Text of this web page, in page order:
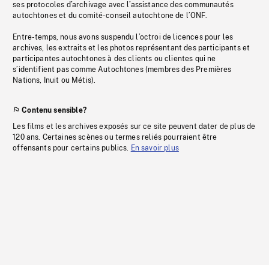
ses protocoles d’archivage avec l’assistance des communautés
autochtones et du comité-conseil autochtone de l’ONF.
Entre-temps, nous avons suspendu l’octroi de licences pour les
archives, les extraits et les photos représentant des participants et
participantes autochtones à des clients ou clientes qui ne
s’identifient pas comme Autochtones (membres des Premières
Nations, Inuit ou Métis).
Contenu sensible?
Les films et les archives exposés sur ce site peuvent dater de plus de
120 ans. Certaines scènes ou termes reliés pourraient être
offensants pour certains publics. En savoir plus